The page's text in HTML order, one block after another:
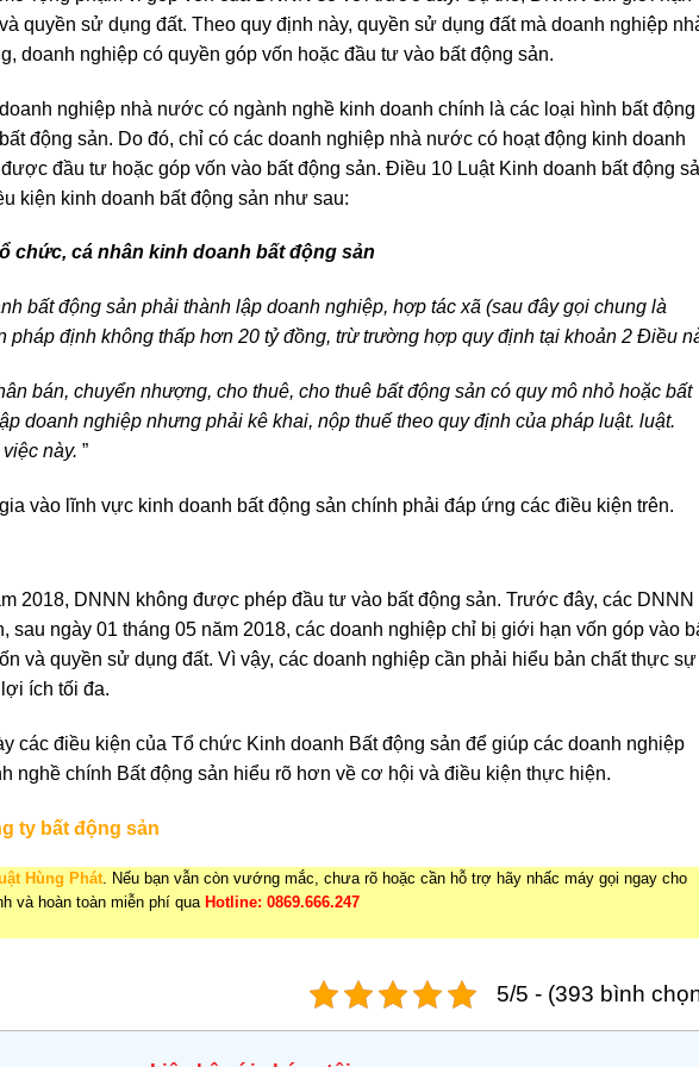
quyền sử dụng đất. Theo quy định này, quyền sử dụng đất mà doanh nghiệp
doanh nghiệp có quyền góp vốn hoặc đầu tư vào bất động sản.
nghiệp nhà nước có ngành nghề kinh doanh chính là các loại hình bất động
động sản. Do đó, chỉ có các doanh nghiệp nhà nước có hoạt động kinh doanh
đầu tư hoặc góp vốn vào bất động sản. Điều 10 Luật Kinh doanh bất động
kiện kinh doanh bất động sản như sau:
chức, cá nhân kinh doanh bất động sản
bất động sản phải thành lập doanh nghiệp, hợp tác xã (sau đây gọi chung là
pháp định không thấp hơn 20 tỷ đồng, trừ trường hợp quy định tại khoản 2 Điều
bán, chuyển nhượng, cho thuê, cho thuê bất động sản có quy mô nhỏ hoặc bất
doanh nghiệp nhưng phải kê khai, nộp thuế theo quy định của pháp luật. luật.
này. ”
vào lĩnh vực kinh doanh bất động sản chính phải đáp ứng các điều kiện trên.
2018, DNNN không được phép đầu tư vào bất động sản. Trước đây, các DNNN
sau ngày 01 tháng 05 năm 2018, các doanh nghiệp chỉ bị giới hạn vốn góp vào
và quyền sử dụng đất. Vì vậy, các doanh nghiệp cần phải hiểu bản chất thực sự
ích tối đa.
các điều kiện của Tổ chức Kinh doanh Bất động sản để giúp các doanh nghiệp
nghề chính Bất động sản hiểu rõ hơn về cơ hội và điều kiện thực hiện.
ty bất động sản
Hùng Phát. Nếu bạn vẫn còn vướng mắc, chưa rõ hoặc cần hỗ trợ hãy nhấc máy gọi ngay cho
và hoàn toàn miễn phí qua Hotline: 0869.666.247
5/5 - (393 bình